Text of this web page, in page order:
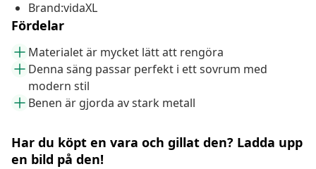
Brand:vidaXL
Fördelar
Materialet är mycket lätt att rengöra
Denna säng passar perfekt i ett sovrum med
modern stil
Benen är gjorda av stark metall
Har du köpt en vara och gillat den? Ladda upp
en bild på den!